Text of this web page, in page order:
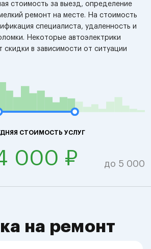
стоимость за выезд, определение
ремонт на месте. На стоимость
специалиста, удаленность и
Некоторые автоэлектрики
скидки в зависимости от ситуации
СТОИМОСТЬ УСЛУГ
000 ₽ до 5 000
на ремонт